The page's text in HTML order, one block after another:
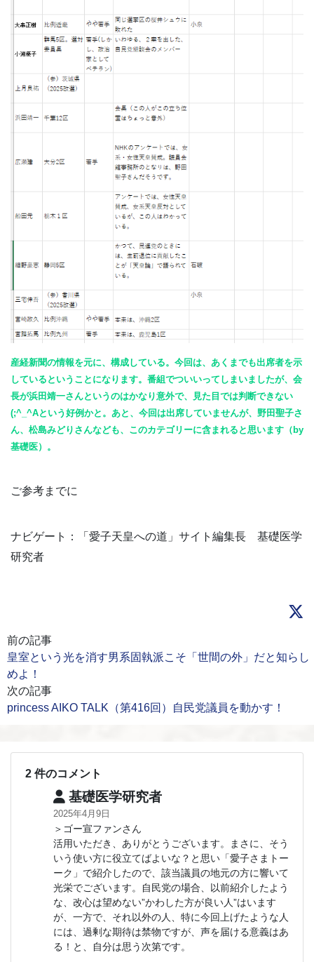
産経新聞の情報を元に、構成している。今回は、あくまでも出席者を示
しているということになります。番組でついいってしまいましたが、会
長が浜田靖一さんというのはかなり意外で、見た目では判断できない
(;^_^Aという好例かと。あと、今回は出席していませんが、野田聖子さ
ん、松島みどりさんなども、このカテゴリーに含まれると思います（by
基礎医）。
ご参考までに
ナビゲート：「愛子天皇への道」サイト編集長 基礎医学
研究者
前の記事
皇室という光を消す男系固執派こそ「世間の外」だと知らし
めよ！
次の記事
princess AIKO TALK（第416回）自民党議員を動かす！
2 件のコメント
基礎医学研究者
2025年4月9日
＞ゴー宣ファンさん
活用いただき、ありがとうございます。まさに、そう
いう使い方に役立てばよいな？と思い「愛子さまトー
ーク」で紹介したので、該当議員の地元の方に響いて
光栄でございます。自民党の場合、以前紹介したよう
な、改心は望めない”かわした方が良い人”はいます
が、一方で、それ以外の人、特に今回上げたような人
には、過剰な期待は禁物ですが、声を届ける意義はあ
る！と、自分は思う次第です。